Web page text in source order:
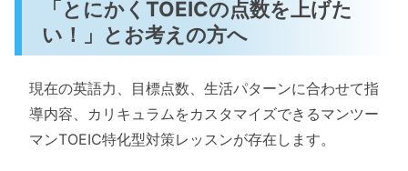
「とにかくTOEICの点数を上げた
い！」とお考えの方へ
現在の英語力、目標点数、生活パターンに合わせて指
導内容、カリキュラムをカスタマイズできるマンツー
マンTOEIC特化型対策レッスンが存在します。